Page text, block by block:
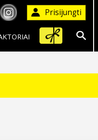
Prisijungti
Ieškoti